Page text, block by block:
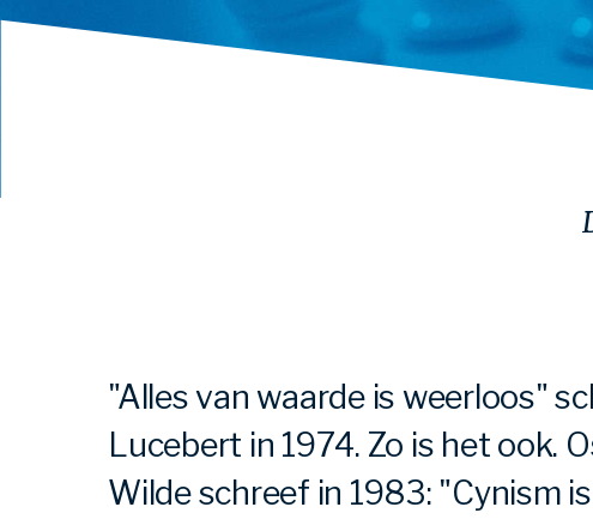
"Alles van waarde is weerloos"
Lucebert in 1974. Zo is het ook.
Wilde schreef in 1983: "Cynism is